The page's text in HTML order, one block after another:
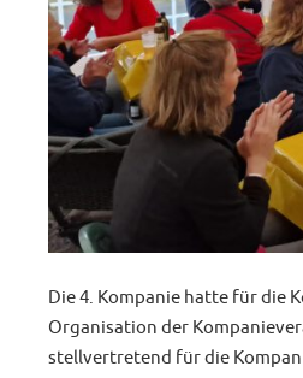
Die 4. Kompanie hatte für die
Organisation der
stellvertretend für die